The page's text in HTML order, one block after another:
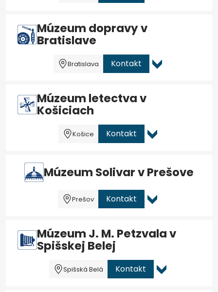
Múzeum dopravy v
Bratislave
Bratislava Kontakt
Múzeum letectva v
Košiciach
Košice Kontakt
Múzeum Solivar v Prešove
Prešov Kontakt
Múzeum J. M. Petzvala v
Spišskej Belej
Spišská Belá Kontakt